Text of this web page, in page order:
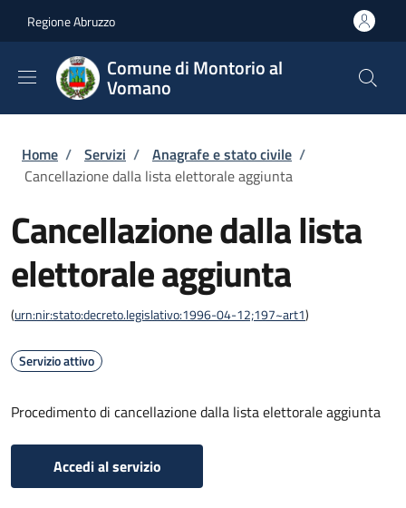
Regione Abruzzo
Comune di Montorio al
Vomano
Briciole di pane
Home / Servizi / Anagrafe e stato civile /
Cancellazione dalla lista elettorale aggiunta
Cancellazione dalla lista
elettorale aggiunta
(urn:nir:stato:decreto.legislativo:1996-04-12;197~art1)
Servizio attivo
Procedimento di cancellazione dalla lista elettorale aggiunta
Accedi al servizio